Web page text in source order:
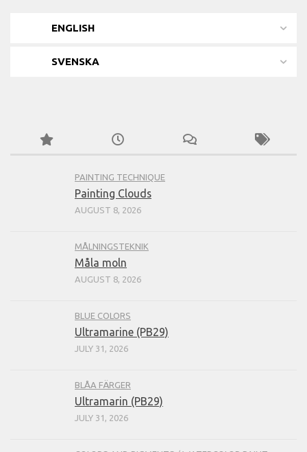
ENGLISH
SVENSKA
PAINTING TECHNIQUE
Painting Clouds
AUGUST 8, 2026
MÅLNINGSTEKNIK
Måla moln
AUGUST 8, 2026
BLUE COLORS
Ultramarine (PB29)
JULY 31, 2026
BLÅA FÄRGER
Ultramarin (PB29)
JULY 31, 2026